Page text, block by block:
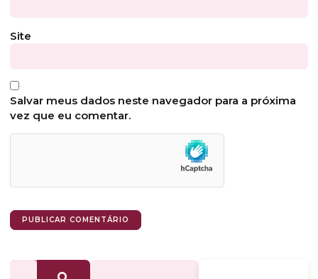
Site
Salvar meus dados neste navegador para a próxima
vez que eu comentar.